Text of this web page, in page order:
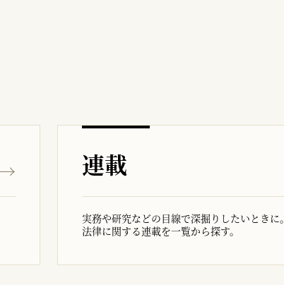
連載
実務や研究などの目線で深掘りしたいときに。
法律に関する連載を一覧から探す。